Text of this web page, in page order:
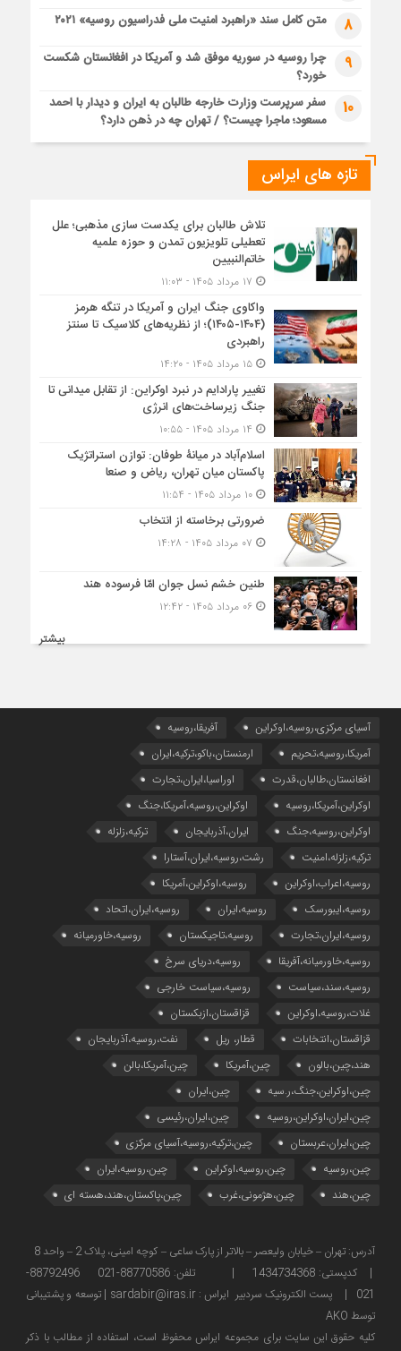
8 متن کامل سند «راهبرد امنیت ملی فدراسیون روسیه» ۲۰۲۱
9
چرا روسیه در سوریه موفق شد و آمریکا در افغانستان شکست
خورد؟
10
سفر سرپرست وزارت خارجه طالبان به ایران و دیدار با احمد
مسعود؛ ماجرا چیست؟ / تهران چه در ذهن دارد؟
تازه های ایراس
تلاش طالبان برای یکدست سازی مذهبی؛ علل
تعطیلی تلویزیون تمدن و حوزه علمیه
خاتم‌النبیین
واکاوی جنگ ایران و آمریکا در تنگه هرمز
(۱۴۰۴-۱۴۰۵)؛ از نظریه‌های کلاسیک تا سنتز
راهبردی
۱۵ مرداد ۱۴۰۵ - ۱۴:۲۰
تغییر پارادایم در نبرد اوکراین: از تقابل میدانی تا
جنگ زیرساخت‌های انرژی
اسلام‌آباد در میانۀ طوفان: توازن استراتژیک
پاکستان میان تهران، ریاض و صنعا
۱۰ مرداد ۱۴۰۵ - ۱۱:۵۴
ضرورتی برخاسته از انتخاب
طنین خشم نسل جوان امّا فرسوده هند
۰۶ مرداد ۱۴۰۵ - ۱۲:۴۲
بیشتر
آسیای مرکزی،روسیه،اوکراین
آفریقا،روسیه
آمریکا،روسیه،تحریم
ارمنستان،باکو،ترکیه،ایران
افغانستان،طالبان،قدرت
اوراسیا،ایران،تجارت
اوکراین،آمریکا،روسیه
اوکراین،روسیه،آمریکا،جنگ
اوکراین،روسیه،جنگ
ایران،آذربایجان
ترکیه،زلزله
ترکیه،زلزله،امنیت
رشت،روسیه،ایران،آستارا
روسیه،اعراب،اوکراین
روسیه،اوکراین،آمریکا
روسیه،ایبورسک
روسیه،ایران
روسیه،ایران،اتحاد
روسیه،ایران،تجارت
روسیه،تاجیکستان
روسیه،خاورمیانه
روسیه،خاورمیانه،آفریقا
روسیه،دریای سرخ
روسیه،سند،سیاست
روسیه،سیاست خارجی
غلات،روسیه،اوکراین
قزاقستان،ازبکستان
قزاقستان،انتخابات
قطار، ریل
نفت،روسیه،آذربایجان
هند،چین،بالون
چین،آمریکا
چین،آمریکا،بالن
چین،اوکراین،جنگ،ر.سیه
چین،ایران
چین،ایران،اوکراین،روسیه
چین،ایران،رئیسی
چین،ایران،عربستان
چین،ترکیه،روسیه،آسیای مرکزی
چین،روسیه
چین،روسیه،اوکراین
چین،روسیه،ایران
چین،هند
چین،هژمونی،غرب چین،پاکستان،هند،هسته ای
| کدپستی: 1434734368 | تلفن: 88770586-021 88792496-
021 | پست الکترونیک سردبیر ایراس : sardabir@iras.ir |
توسعه و پشتیبانی
توسط AKO
كليه حقوق این سایت برای مجموعه ایراس محفوظ است، استفاده از مطالب با ذكر